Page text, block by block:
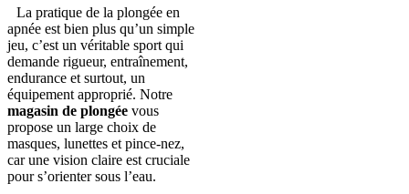
La pratique de la plongée en
apnée est bien plus qu’un simple
jeu, c’est un véritable sport qui
demande rigueur, entraînement,
endurance et surtout, un
équipement approprié. Notre
magasin de plongée vous
propose un large choix de
masques, lunettes et pince-nez,
car une vision claire est cruciale
pour s’orienter sous l’eau.